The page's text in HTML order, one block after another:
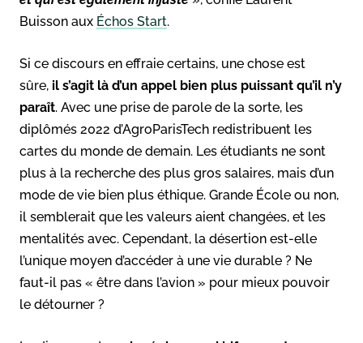
Buisson aux Échos Start.
Si ce discours en effraie certains, une chose est
sûre, il s’agit là d’un appel bien plus puissant qu’il n’y
paraît. Avec une prise de parole de la sorte, les
diplômés 2022 d’AgroParisTech redistribuent les
cartes du monde de demain. Les étudiants ne sont
plus à la recherche des plus gros salaires, mais d’un
mode de vie bien plus éthique. Grande École ou non,
il semblerait que les valeurs aient changées, et les
mentalités avec. Cependant, la désertion est-elle
l’unique moyen d’accéder à une vie durable ? Ne
faut-il pas « être dans l’avion » pour mieux pouvoir
le détourner ?